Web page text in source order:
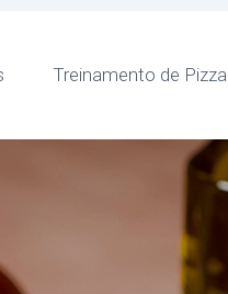
Treinamento de Pizza